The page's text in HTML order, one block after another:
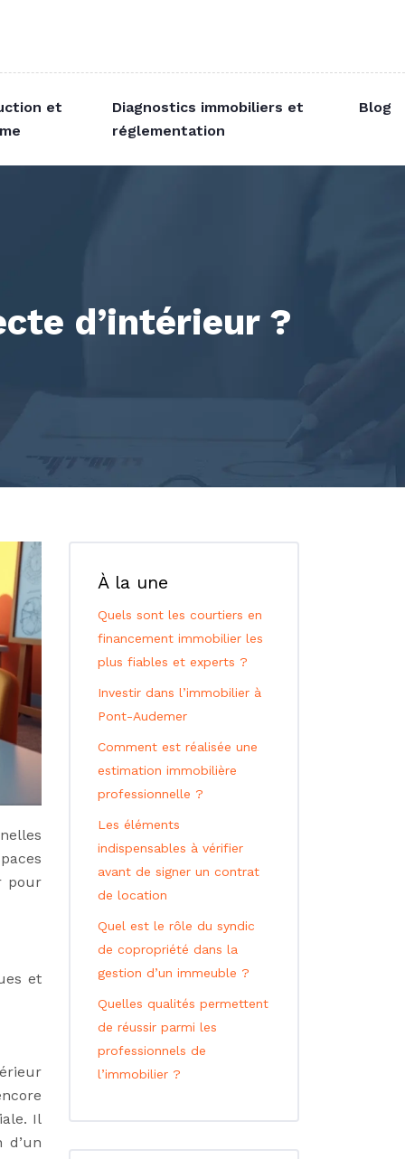
et
Diagnostics immobiliers et
réglementation
Blog
d’intérieur ?
pour
et
Il
d’un
À la une
Quels sont les courtiers en
financement immobilier les
plus fiables et experts ?
Investir dans l’immobilier à
Pont-Audemer
Comment est réalisée une
estimation immobilière
professionnelle ?
Les éléments
indispensables à vérifier
avant de signer un contrat
de location
Quel est le rôle du syndic
de copropriété dans la
gestion d’un immeuble ?
Quelles qualités permettent
de réussir parmi les
professionnels de
l’immobilier ?